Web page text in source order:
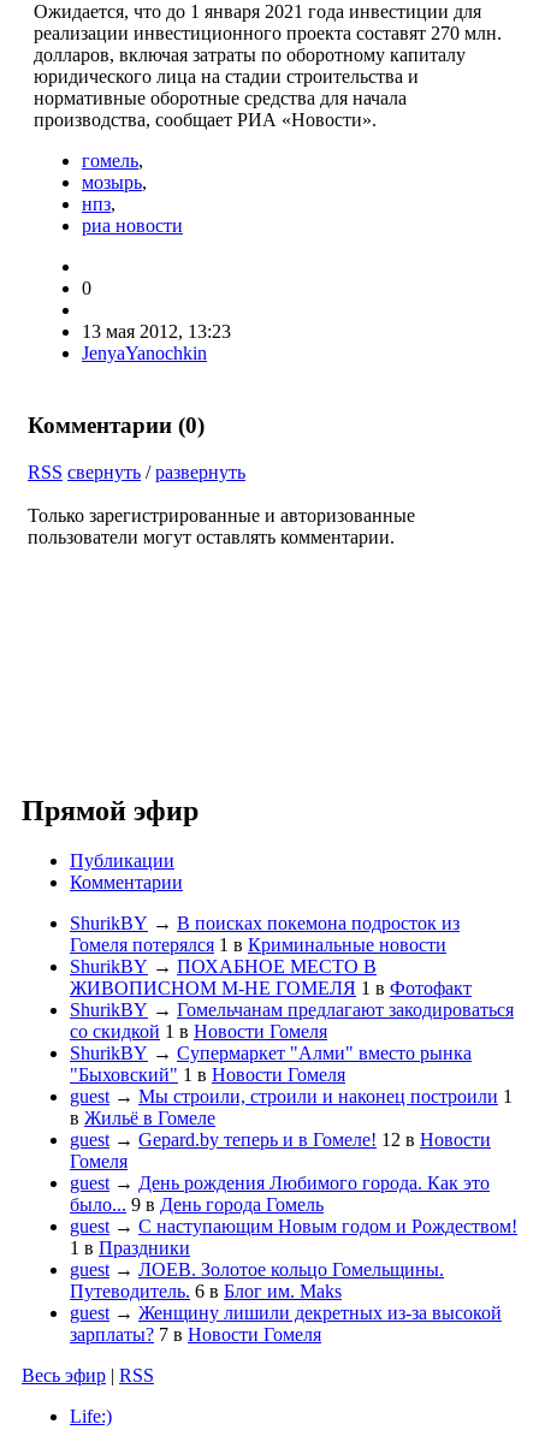
Ожидается, что до 1 января 2021 года инвестиции для
реализации инвестиционного проекта составят 270 млн.
долларов, включая затраты по оборотному капиталу
юридического лица на стадии строительства и
нормативные оборотные средства для начала
производства, сообщает РИА «Новости».
гомель,
мозырь,
нпз,
риа новости
0
13 мая 2012, 13:23
JenyaYanochkin
Комментарии (0)
RSS свернуть /развернуть
Только зарегистрированные и авторизованные
пользователи могут оставлять комментарии.
Прямой эфир
Публикации
Комментарии
ShurikBY → В поисках покемона подросток из
Гомеля потерялся 1 в Криминальные новости
ShurikBY → ПОХАБНОЕ МЕСТО В
ЖИВОПИСНОМ М-НЕ ГОМЕЛЯ 1 в Фотофакт
ShurikBY → Гомельчанам предлагают закодироваться
со скидкой 1 в Новости Гомеля
ShurikBY → Супермаркет "Алми" вместо рынка
"Быховский" 1 в Новости Гомеля
guest→ Мы строили, строили и наконец построили 1
в Жильё в Гомеле
guest→ Gepard.by теперь и в Гомеле! 12 в Новости
Гомеля
guest→ День рождения Любимого города. Как это
было... 9 в День города Гомель
guest→ С наступающим Новым годом и Рождеством!
1 в Праздники
guest→ ЛОЕВ. Золотое кольцо Гомельщины.
Путеводитель. 6 в Блог им. Maks
guest→ Женщину лишили декретных из-за высокой
зарплаты? 7 в Новости Гомеля
Весь эфир
RSS
Life:)